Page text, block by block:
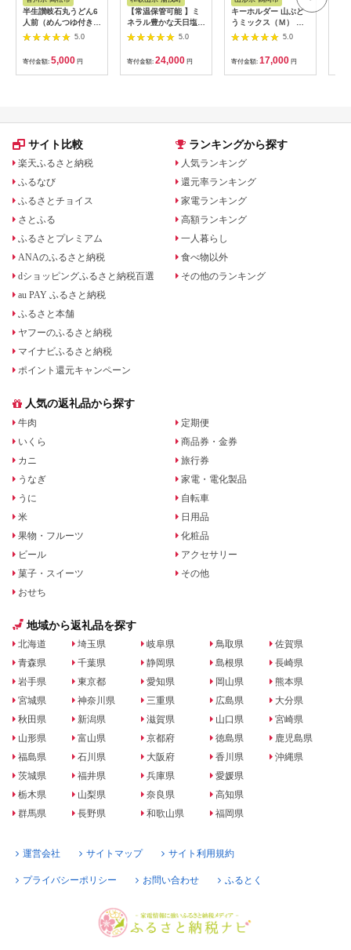
半生讃岐石丸うどん6
人前（めんつゆ付き）
麺300g×2袋
5.0
寄付金額: 5,000 円
【常温保管可能 】ミ
ネラル豊かな天日塩だ
けで漬けた無添加梅干
し2kg 梅ボーイズ｜
B201_EP6024
5.0
寄付金額: 24,000 円
キーホルダー 山ぶど
うミックス（Ｍ） 山
形県鶴岡市 アトリエ
かおる | 山葡萄 雑貨
キーホルダー ギフト
贈り物 お取り寄せ 返
礼品
5.0
寄付金額: 17,000 円
サイト比較
楽天ふるさと納税
ふるなび
ふるさとチョイス
さとふる
ふるさとプレミアム
ANAのふるさと納税
dショッピングふるさと納税百選
au PAY ふるさと納税
ふるさと本舗
ヤフーのふるさと納税
マイナビふるさと納税
ポイント還元キャンペーン
ランキングから探す
人気ランキング
還元率ランキング
家電ランキング
高額ランキング
一人暮らし
食べ物以外
その他のランキング
人気の返礼品から探す
牛肉
いくら
カニ
うなぎ
うに
米
果物・フルーツ
ビール
菓子・スイーツ
おせち
定期便
商品券・金券
旅行券
家電・電化製品
自転車
日用品
化粧品
アクセサリー
その他
地域から返礼品を探す
北海道
青森県
岩手県
宮城県
秋田県
山形県
福島県
茨城県
栃木県
群馬県
埼玉県
千葉県
東京都
神奈川県
新潟県
富山県
石川県
福井県
山梨県
長野県
岐阜県
静岡県
愛知県
三重県
滋賀県
京都府
大阪府
兵庫県
奈良県
和歌山県
鳥取県
島根県
岡山県
広島県
山口県
徳島県
香川県
愛媛県
高知県
福岡県
佐賀県
長崎県
熊本県
大分県
宮崎県
鹿児島県
沖縄県
運営会社 サイトマップ サイト利用規約
プライバシーポリシー お問い合わせ ふるとく